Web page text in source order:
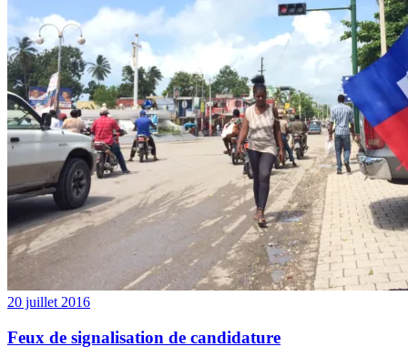
20 juillet 2016
Feux de signalisation de candidature